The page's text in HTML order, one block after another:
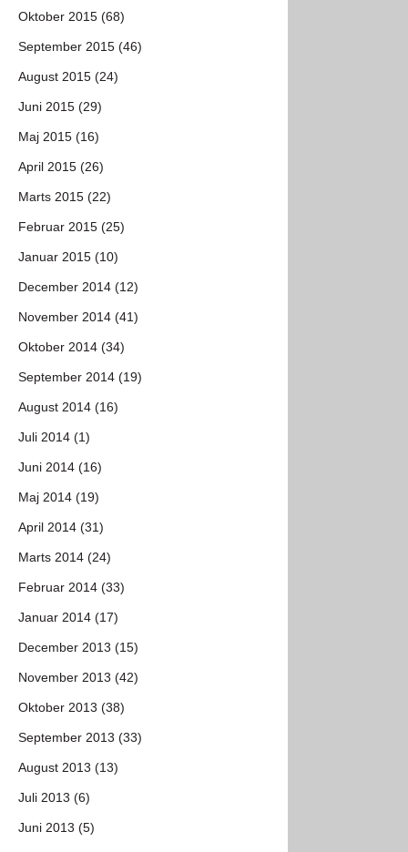
Oktober 2015 (68)
September 2015 (46)
August 2015 (24)
Juni 2015 (29)
Maj 2015 (16)
April 2015 (26)
Marts 2015 (22)
Februar 2015 (25)
Januar 2015 (10)
December 2014 (12)
November 2014 (41)
Oktober 2014 (34)
September 2014 (19)
August 2014 (16)
Juli 2014 (1)
Juni 2014 (16)
Maj 2014 (19)
April 2014 (31)
Marts 2014 (24)
Februar 2014 (33)
Januar 2014 (17)
December 2013 (15)
November 2013 (42)
Oktober 2013 (38)
September 2013 (33)
August 2013 (13)
Juli 2013 (6)
Juni 2013 (5)